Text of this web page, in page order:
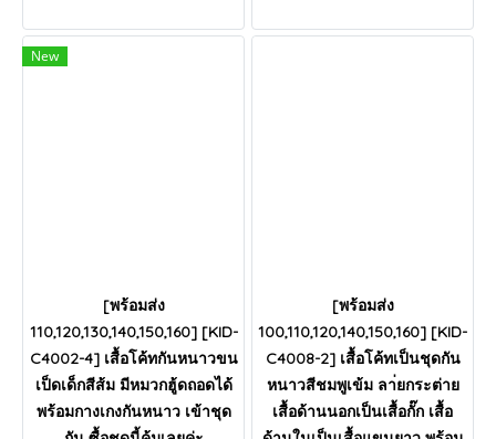
New
[พร้อมส่ง
110,120,130,140,150,160] [KID-
C4002-4] เสื้อโค้ทกันหนาวขน
เป็ดเด็กสีส้ม มีหมวกฮู้ดถอดได้
พร้อมกางเกงกันหนาว เข้าชุด
[พร้อมส่ง
100,110,120,140,150,160] [KID-
C4008-2] เสื้อโค้ทเป็นชุดกัน
หนาวสีชมพูเข้ม ลา่ยกระต่าย
เสื้อด้านนอกเป็นเสื้อกั๊ก เสื้อ